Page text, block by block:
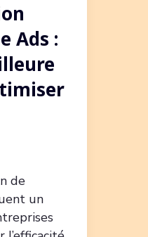
Ads :
de
un